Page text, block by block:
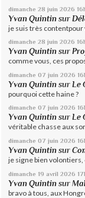
dimanche 28 juin 2026
Yvan Quintin sur
je suis très
dimanche 28 juin 2026
Yvan Quintin sur
comme vous, ces
dimanche 07 juin 2026
Yvan Quintin sur Le
pourquoi cette haine ?
dimanche 07 juin 2026
Yvan Quintin surLe
véritable chasse aux
dimanche 07 juin 2026
Yvan Quintin sur
je signe bien
dimanche 19 avril 2026
Yvan Quintin sur
bravo à tous, aux